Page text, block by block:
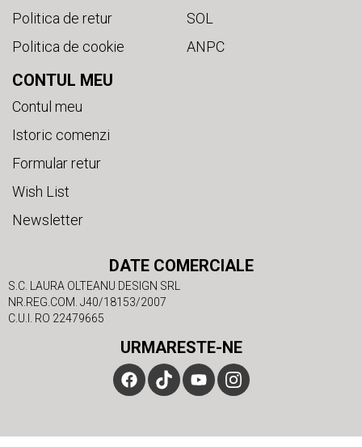
Politica de retur
Politica de cookie
SOL
ANPC
CONTUL MEU
Contul meu
Istoric comenzi
Formular retur
Wish List
Newsletter
DATE COMERCIALE
S.C. LAURA OLTEANU DESIGN SRL
NR.REG.COM. J40/18153/2007
C.U.I. RO 22479665
URMARESTE-NE